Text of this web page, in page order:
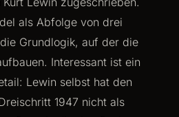
als Abfolge von drei
Grundlogik, auf der die
Interessant ist ein
Lewin selbst hat den
1947 nicht als